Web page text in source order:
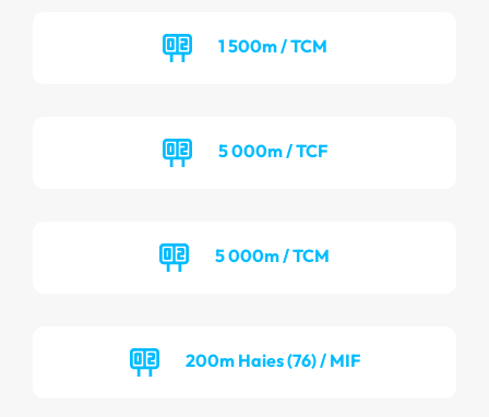
1 500m / TCM
5 000m / TCF
5 000m / TCM
200m Haies (76) / MIF